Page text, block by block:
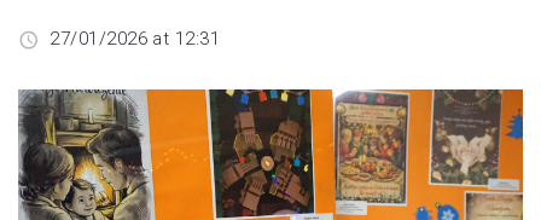
27/01/2026 at 12:31